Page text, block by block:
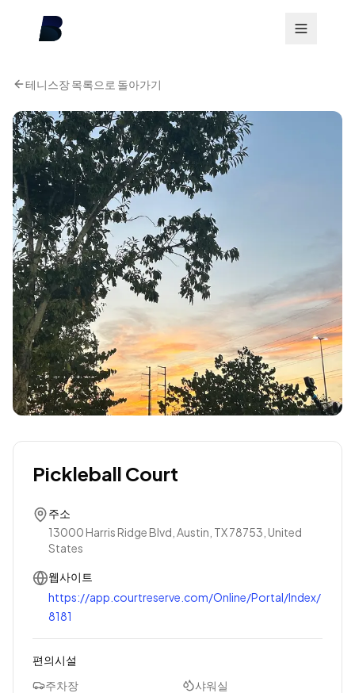
테니스장 목록으로 돌아가기
Pickleball Court
주소
13000 Harris Ridge Blvd, Austin, TX 78753, United
States
웹사이트
https://app.courtreserve.com/Online/Portal/Index/
8181
편의시설
주차장
샤워실